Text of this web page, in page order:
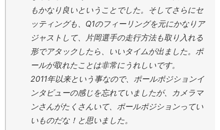
もかなり良いということでした。そしてさらにセ
ッティングも、Q1のフィーリングを元にかなりア
ジャストして、片岡選手の走行方法も取り入れる
形でアタックしたら、いいタイムが出ました。ポ
ールが取れたことは非常にうれしいです。
2011年以来という事なので、ポールポジションイ
ンタビューの感じを忘れていましたが、カメラマ
ンさんがたくさんいて、ポールポジションってい
いものだな！と思いました。